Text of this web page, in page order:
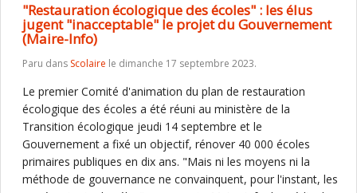
"Restauration écologique des écoles" : les élus
jugent "inacceptable" le projet du Gouvernement
(Maire-Info)
Paru dans Scolaire le dimanche 17 septembre 2023.
Le premier Comité d'animation du plan de restauration
écologique des écoles a été réuni au ministère de la
Transition écologique jeudi 14 septembre et le
Gouvernement a fixé un objectif, rénover 40 000 écoles
primaires publiques en dix ans. "Mais ni les moyens ni la
méthode de gouvernance ne convainquent, pour l'instant, les